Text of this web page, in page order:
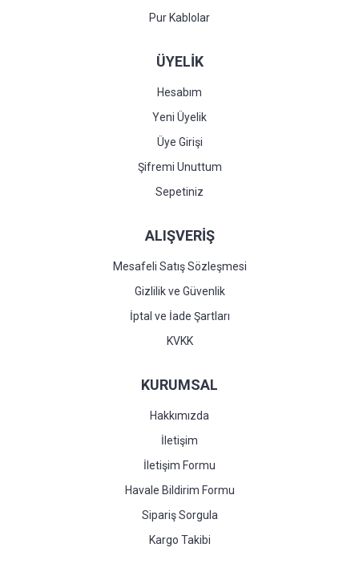
Pur Kablolar
ÜYELİK
Hesabım
Yeni Üyelik
Üye Girişi
Şifremi Unuttum
Sepetiniz
ALIŞVERİŞ
Mesafeli Satış Sözleşmesi
Gizlilik ve Güvenlik
İptal ve İade Şartları
KVKK
KURUMSAL
Hakkımızda
İletişim
İletişim Formu
Havale Bildirim Formu
Sipariş Sorgula
Kargo Takibi